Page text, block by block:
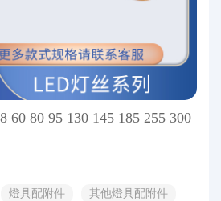
60 80 95 130 145 185 255 300
燈具配附件
其他燈具配附件